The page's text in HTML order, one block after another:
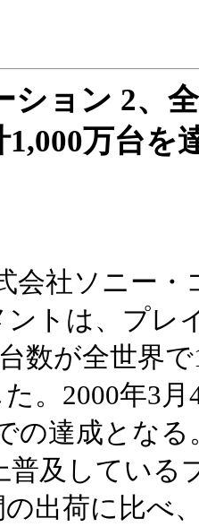
ション 2、
1,000万台を
会社ソニー・
トは、プレ
数が全世界
。2000年3月
の達成とな
普及している
出荷に比べ